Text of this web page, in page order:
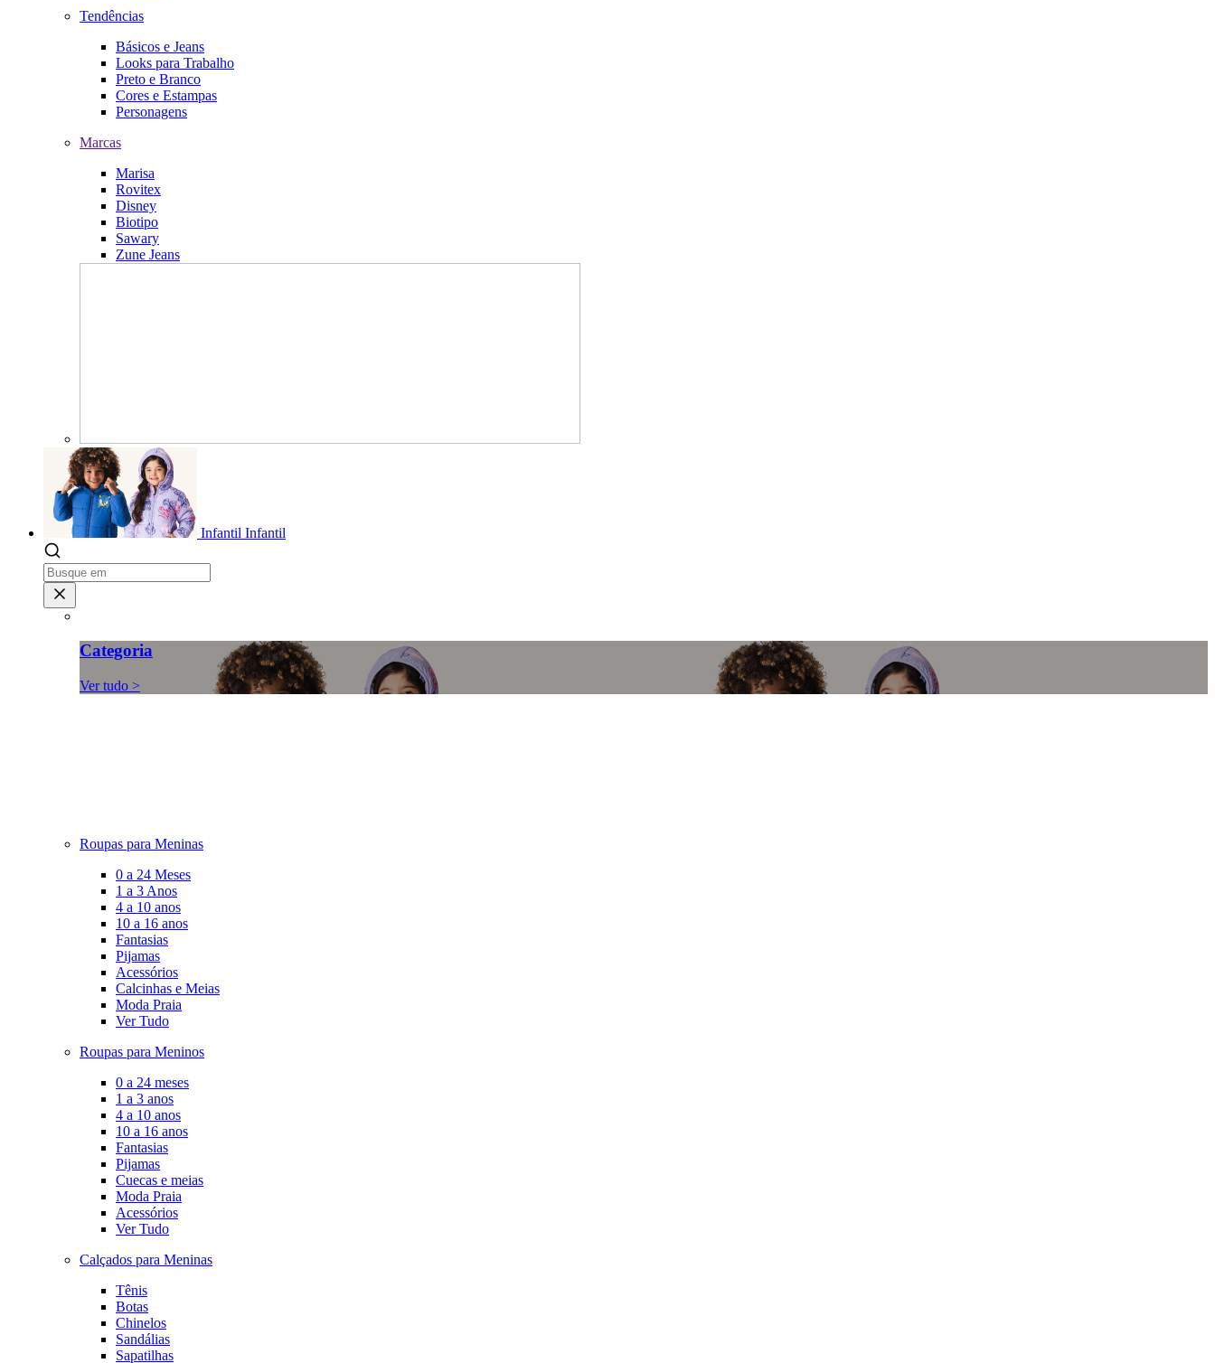
Tendências
Básicos e Jeans
Looks para Trabalho
Preto e Branco
Cores e Estampas
Personagens
Marcas
Marisa
Rovitex
Disney
Biotipo
Sawary
Zune Jeans
Infantil Infantil
Categoria
Ver tudo >
Roupas para Meninas
0 a 24 Meses
1 a 3 Anos
4 a 10 anos
10 a 16 anos
Fantasias
Pijamas
Acessórios
Calcinhas e Meias
Moda Praia
Ver Tudo
Roupas para Meninos
0 a 24 meses
1 a 3 anos
4 a 10 anos
10 a 16 anos
Fantasias
Pijamas
Cuecas e meias
Moda Praia
Acessórios
Ver Tudo
Calçados para Meninas
Tênis
Botas
Chinelos
Sandálias
Sapatilhas